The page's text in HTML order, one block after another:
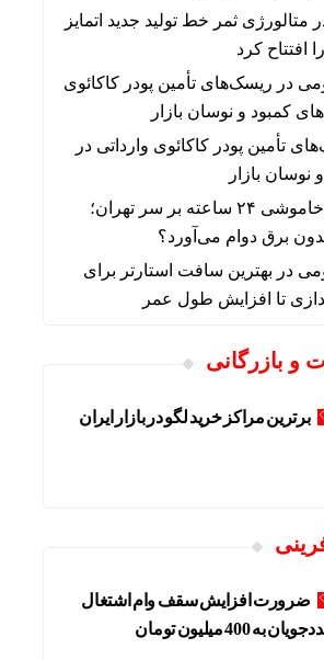
متالورژی ثمر خط تولید جدید اتمایز
افتتاح کرد
در ریسک‌های تأمین پودر کاکائوی
کمبود و نوسان بازار
تأمین پودر کاکائوی وارداتی در
نوسان بازار
سایه خاموشی ۲۴ ساعته بر سر تهران؛
برق دوام می‌آورد؟
در بهترین سافت استارتر برای
تا افزایش طول عمر
و بازرگانی
برترین مراکز خرید لگو در بازار ایران
ضرورت افزایش سقف وام اشتغال
به 400 میلیون تومان